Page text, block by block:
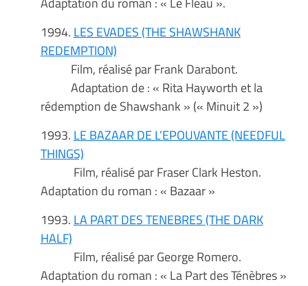
1994. LES EVADES (THE SHAWSHANK
REDEMPTION)
Film, réalisé par Frank Darabont.
Adaptation de : « Rita Hayworth et la
rédemption de Shawshank » (« Minuit 2 »)
1993. LE BAZAAR DE L’EPOUVANTE (NEEDFUL
THINGS)
Film, réalisé par Fraser Clark Heston.
Adaptation du roman : « Bazaar »
1993. LA PART DES TENEBRES (THE DARK
HALF)
Film, réalisé par George Romero.
Adaptation du roman : « La Part des Ténèbres »